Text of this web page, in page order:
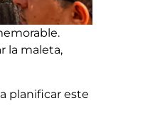
la maleta,
planificar este